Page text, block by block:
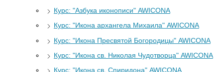
Курс: "Азбука иконописи" AWICONA
Курс: "Икона архангела Михаила" AWICONA
Курс: "Икона Пресвятой Богородицы" AWICONA
Курс: "Икона св. Николая Чудотворца" AWICONA
Курс: "Икона св. Спиридона" AWICONA